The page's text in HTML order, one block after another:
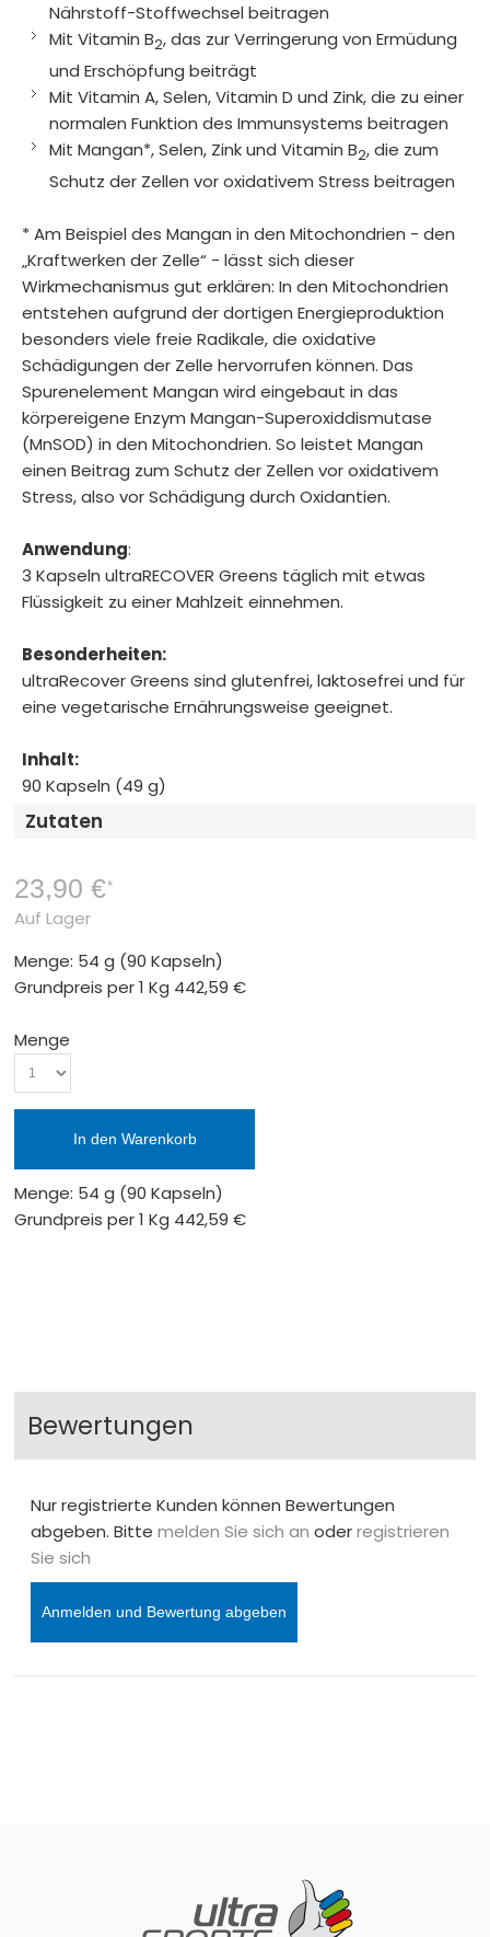
Nährstoff-Stoffwechsel beitragen
Mit Vitamin B2, das zur Verringerung von Ermüdung
und Erschöpfung beiträgt
Mit Vitamin A, Selen, Vitamin D und Zink, die zu einer
normalen Funktion des Immunsystems beitragen
Mit Mangan*, Selen, Zink und Vitamin B2, die zum
Schutz der Zellen vor oxidativem Stress beitragen
* Am Beispiel des Mangan in den Mitochondrien - den
„Kraftwerken der Zelle“ - lässt sich dieser
Wirkmechanismus gut erklären: In den Mitochondrien
entstehen aufgrund der dortigen Energieproduktion
besonders viele freie Radikale, die oxidative
Schädigungen der Zelle hervorrufen können. Das
Spurenelement Mangan wird eingebaut in das
körpereigene Enzym Mangan-Superoxiddismutase
(MnSOD) in den Mitochondrien. So leistet Mangan
einen Beitrag zum Schutz der Zellen vor oxidativem
Stress, also vor Schädigung durch Oxidantien.
Anwendung:
3 Kapseln ultraRECOVER Greens täglich mit etwas
Flüssigkeit zu einer Mahlzeit einnehmen.
Besonderheiten:
ultraRecover Greens sind glutenfrei, laktosefrei und für
eine vegetarische Ernährungsweise geeignet.
Inhalt:
90 Kapseln (49 g)
Zutaten
23,90 €*
Auf Lager
Menge: 54 g (90 Kapseln)
Grundpreis per 1 Kg 442,59 €
Menge
In den Warenkorb
Menge: 54 g (90 Kapseln)
Grundpreis per 1 Kg 442,59 €
Bewertungen
Nur registrierte Kunden können Bewertungen
abgeben. Bittemelden Sie sich an oderregistrieren
Sie sich
Anmelden und Bewertung abgeben